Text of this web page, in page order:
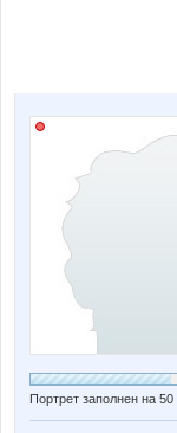
Портрет заполнен на 50